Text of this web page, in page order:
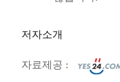
저자소개
자료제공 :